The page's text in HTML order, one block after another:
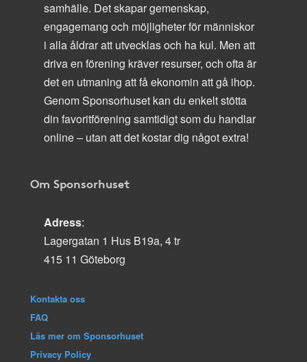
samhälle. Det skapar gemenskap,
engagemang och möjligheter för människor
i alla åldrar att utvecklas och ha kul. Men att
driva en förening kräver resurser, och ofta är
det en utmaning att få ekonomin att gå ihop.
Genom Sponsorhuset kan du enkelt stötta
din favoritförening samtidigt som du handlar
online – utan att det kostar dig något extra!
Om Sponsorhuset
Adress:
Lagergatan 1 Hus B19a, 4 tr
415 11 Göteborg
Kontakta oss
FAQ
Läs mer om Sponsorhuset
Privacy Policy